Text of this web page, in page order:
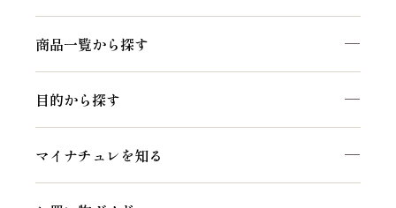
商品一覧から探す
目的から探す
マイナチュレを知る